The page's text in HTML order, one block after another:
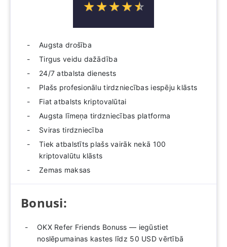
☆☆☆☆☆
★★★★★
Augsta drošība
Tirgus veidu dažādība
24/7 atbalsta dienests
Plašs profesionālu tirdzniecības iespēju klāsts
Fiat atbalsts kriptovalūtai
Augsta līmeņa tirdzniecības platforma
Sviras tirdzniecība
Tiek atbalstīts plašs vairāk nekā 100
kriptovalūtu klāsts
Zemas maksas
Bonusi:
OKX Refer Friends Bonuss — iegūstiet
noslēpumainas kastes līdz 50 USD vērtībā